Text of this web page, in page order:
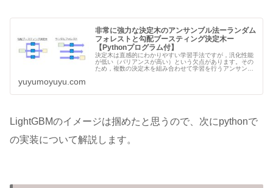
非常に強力な決定木のアンサンブル法ーランダム
フォレストと勾配ブースティング決定木ー
【Pythonプログラム付】
決定木は直感的にわかりやすい学習手法ですが，汎化性能
が低い（バリアンスが高い）という欠点があります。その
ため，複数の決定木を組み合わせて学習を行うアンサンブ
yuyumoyuyu.com
LightGBMのイメージは掴めたと思うので、次にpythonで
の実装について解説します。